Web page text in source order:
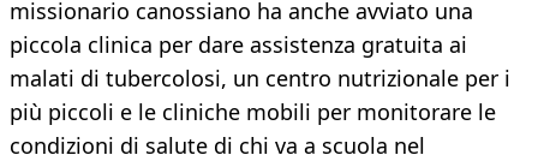
missionario canossiano ha anche avviato una
piccola clinica per dare assistenza gratuita ai
malati di tubercolosi, un centro nutrizionale per i
più piccoli e le cliniche mobili per monitorare le
condizioni di salute di chi va a scuola nel